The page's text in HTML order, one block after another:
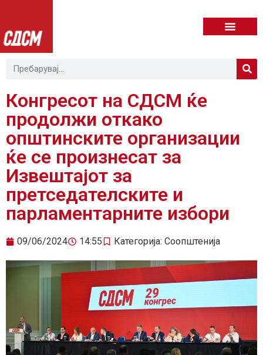
Конгресот на СДСМ ќе
продолжи откако
општинските организации
ќе се произнесат за
Извештајот за
претседателските и
парламентарните избори
09/06/2024 14:55 Категорија: Соопштенија